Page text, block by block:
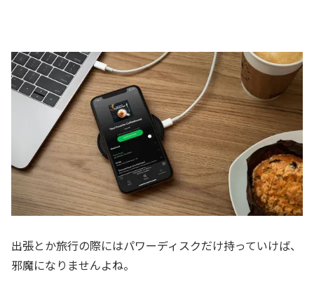
出張とか旅行の際にはパワーディスクだけ持っていけば、
邪魔になりませんよね。